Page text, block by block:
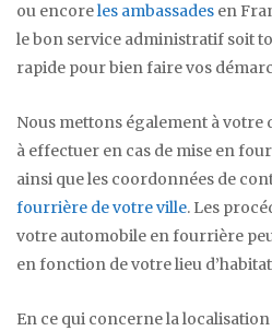
ou encoreles ambassades en
le bon service administratif soit
rapide pour bien faire vos
Nous mettons également à votre
à effectuer en cas de mise en
ainsi que les coordonnées de
fourrière de votre ville. Les
votre automobile en fourrière
en fonction de votre lieu
En ce qui concerne la